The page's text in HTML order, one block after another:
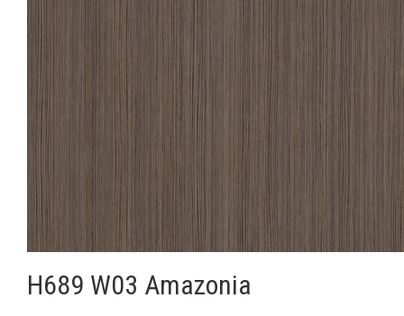
H689 W03 Amazonia